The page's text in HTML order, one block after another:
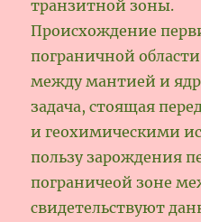
транзитной зоны.
Происхождение
пограничной
между мантией и
задача, стоящая
и геохимическими
пользу зарождения
пограничеой зоне
свидетельствуют